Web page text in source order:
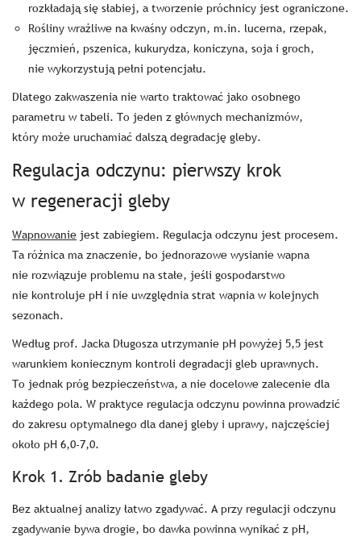
rozkładają się słabiej, a tworzenie próchnicy jest ograniczone.
Rośliny wrażliwe na kwaśny odczyn, m.in. lucerna, rzepak,
jęczmień, pszenica, kukurydza, koniczyna, soja i groch,
nie wykorzystują pełni potencjału.
Dlatego zakwaszenia nie warto traktować jako osobnego
parametru w tabeli. To jeden z głównych mechanizmów,
który może uruchamiać dalszą degradację gleby.
Regulacja odczynu: pierwszy krok
w regeneracji gleby
Wapnowanie jest zabiegiem. Regulacja odczynu jest procesem.
Ta różnica ma znaczenie, bo jednorazowe wysianie wapna
nie rozwiązuje problemu na stałe, jeśli gospodarstwo
nie kontroluje pH i nie uwzględnia strat wapnia w kolejnych
sezonach.
Według prof. Jacka Długosza utrzymanie pH powyżej 5,5 jest
warunkiem koniecznym kontroli degradacji gleb uprawnych.
To jednak próg bezpieczeństwa, a nie docelowe zalecenie dla
każdego pola. W praktyce regulacja odczynu powinna prowadzić
do zakresu optymalnego dla danej gleby i uprawy, najczęściej
około pH 6,0-7,0.
Krok 1. Zrób badanie gleby
Bez aktualnej analizy łatwo zgadywać. A przy regulacji odczynu
zgadywanie bywa drogie, bo dawka powinna wynikać z pH,